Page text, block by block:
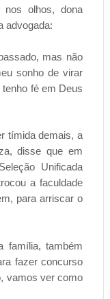
nos olhos, dona
advogada:
mas não
sonho de virar
fé em Deus
tímida demais, a
disse que em
Unificada
a faculdade
para arriscar o
família, também
fazer concurso
vamos ver como